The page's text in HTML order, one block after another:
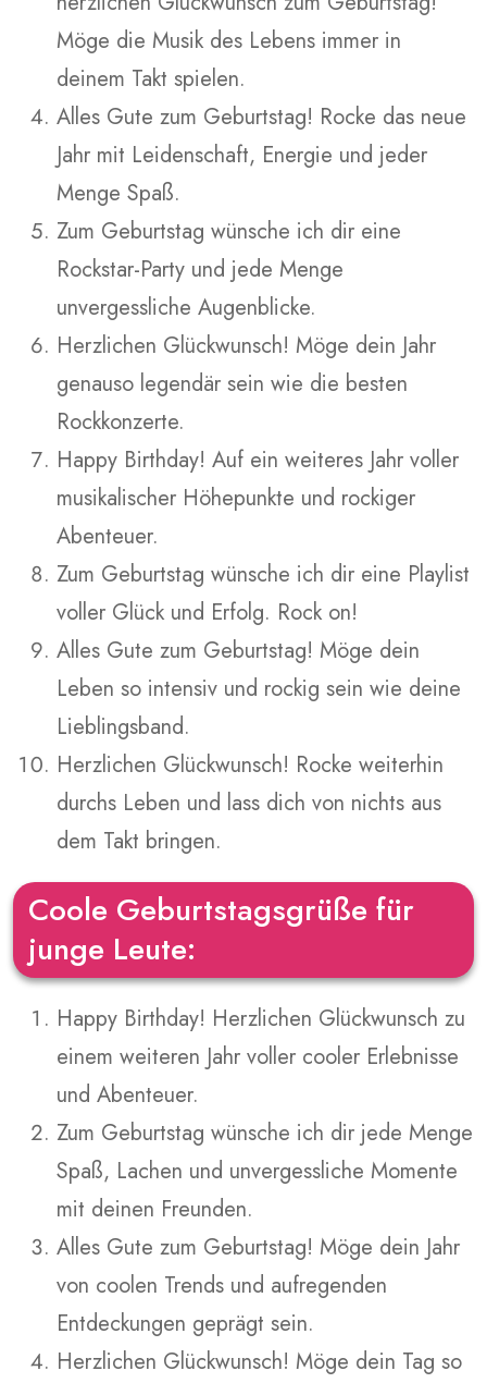
Möge die Musik des Lebens immer in
deinem Takt spielen.
Alles Gute zum Geburtstag! Rocke das neue
Jahr mit Leidenschaft, Energie und jeder
Menge Spaß.
Zum Geburtstag wünsche ich dir eine
Rockstar-Party und jede Menge
unvergessliche Augenblicke.
Herzlichen Glückwunsch! Möge dein Jahr
genauso legendär sein wie die besten
Rockkonzerte.
Happy Birthday! Auf ein weiteres Jahr voller
musikalischer Höhepunkte und rockiger
Abenteuer.
Zum Geburtstag wünsche ich dir eine Playlist
voller Glück und Erfolg. Rock on!
Alles Gute zum Geburtstag! Möge dein
Leben so intensiv und rockig sein wie deine
Lieblingsband.
Herzlichen Glückwunsch! Rocke weiterhin
durchs Leben und lass dich von nichts aus
dem Takt bringen.
Coole Geburtstagsgrüße für
junge Leute:
Happy Birthday! Herzlichen Glückwunsch zu
einem weiteren Jahr voller cooler Erlebnisse
und Abenteuer.
Zum Geburtstag wünsche ich dir jede Menge
Spaß, Lachen und unvergessliche Momente
mit deinen Freunden.
Alles Gute zum Geburtstag! Möge dein Jahr
von coolen Trends und aufregenden
Entdeckungen geprägt sein.
Herzlichen Glückwunsch! Möge dein Tag so